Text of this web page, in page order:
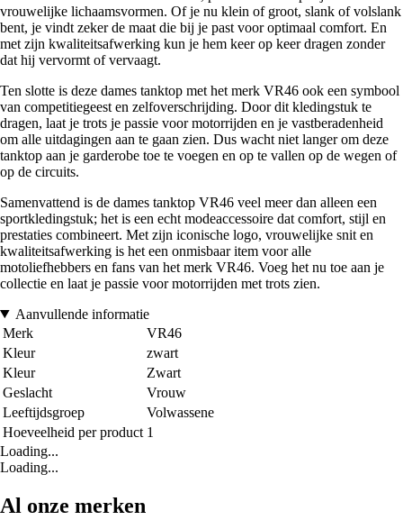
vrouwelijke lichaamsvormen. Of je nu klein of groot, slank of volslank
bent, je vindt zeker de maat die bij je past voor optimaal comfort. En
met zijn kwaliteitsafwerking kun je hem keer op keer dragen zonder
dat hij vervormt of vervaagt.
Ten slotte is deze dames tanktop met het merk VR46 ook een symbool
van competitiegeest en zelfoverschrijding. Door dit kledingstuk te
dragen, laat je trots je passie voor motorrijden en je vastberadenheid
om alle uitdagingen aan te gaan zien. Dus wacht niet langer om deze
tanktop aan je garderobe toe te voegen en op te vallen op de wegen of
op de circuits.
Samenvattend is de dames tanktop VR46 veel meer dan alleen een
sportkledingstuk; het is een echt modeaccessoire dat comfort, stijl en
prestaties combineert. Met zijn iconische logo, vrouwelijke snit en
kwaliteitsafwerking is het een onmisbaar item voor alle
motoliefhebbers en fans van het merk VR46. Voeg het nu toe aan je
collectie en laat je passie voor motorrijden met trots zien.
Aanvullende informatie
Merk
VR46
Kleur
zwart
Kleur
Zwart
Geslacht
Vrouw
Leeftijdsgroep
Volwassene
Hoeveelheid per product 1
Loading...
Loading...
Al onze merken